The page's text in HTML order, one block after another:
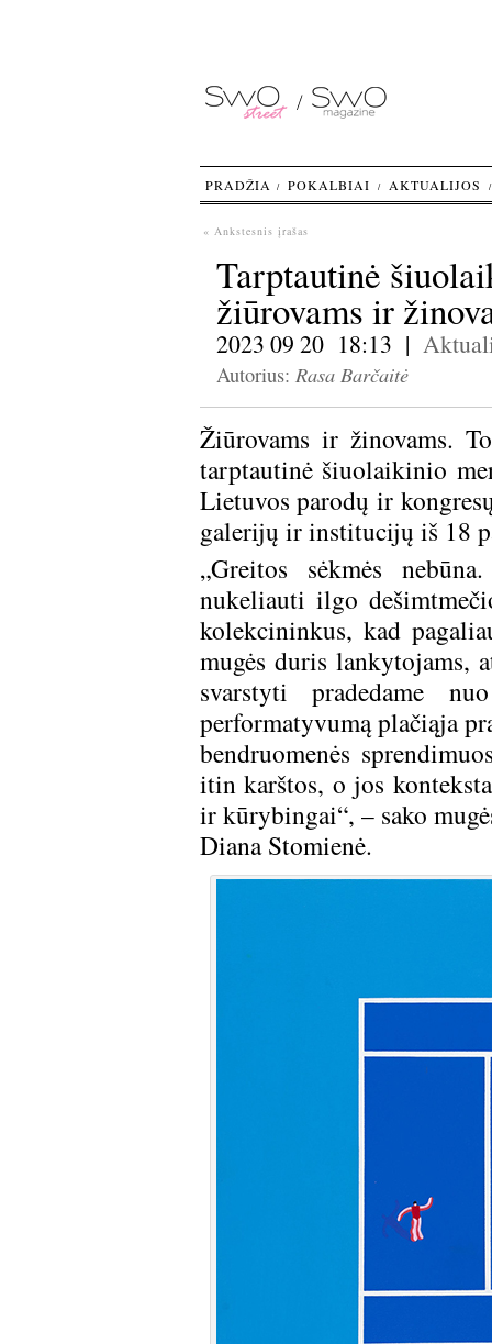
« Ankstesnis įrašas
Tarptautinė
žiūrovams ir
2023 09 20 18:13 |
Autorius: Rasa Barčaitė
Žiūrovams ir žinovams.
tarptautinė šiuolaikinio
Lietuvos parodų ir
galerijų ir institucijų iš 18
„Greitos sėkmės
nukeliauti ilgo
kolekcininkus, kad
mugės duris lankytojams,
svarstyti pradedame
performatyvumą plačiąja
bendruomenės
itin karštos, o jos
ir kūrybingai“, – sako
Diana Stomienė.
PRADŽIA POKALBIAI AKTUALIJOS